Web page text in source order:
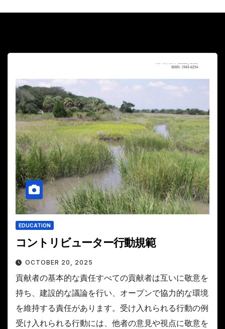
EDUCATION
コントリビューター行動規範
OCTOBER 20, 2025
貢献者の基本的な責任すべての貢献者は互いに敬意を
持ち、建設的な議論を行い、オープンで協力的な環境
を維持する責任があります。受け入れられる行動の例
受け入れられる行動には、他者の意見や視点に敬意を